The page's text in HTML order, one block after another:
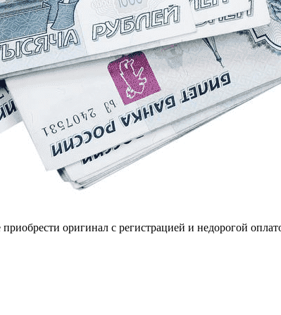
оригинал с регистрацией и недорогой